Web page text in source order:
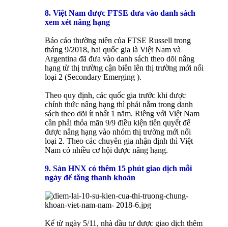
8. Việt Nam được FTSE đưa vào danh sách
xem xét nâng hạng
Báo cáo thường niên của FTSE Russell trong
tháng 9/2018, hai quốc gia là Việt Nam và
Argentina đã đưa vào danh sách theo dõi nâng
hạng từ thị trường cận biên lên thị trường mới nổi
loại 2 (Secondary Emerging ).
Theo quy định, các quốc gia trước khi được
chính thức nâng hạng thì phải nằm trong danh
sách theo dõi ít nhất 1 năm. Riêng với Việt Nam
cần phải thỏa mãn 9/9 điều kiện tiên quyết để
được nâng hạng vào nhóm thị trường mới nổi
loại 2. Theo các chuyên gia nhận định thì Việt
Nam có nhiều cơ hội được nâng hạng.
9. Sàn HNX có thêm 15 phút giao dịch mỗi
ngày để tăng thanh khoản
Kể từ ngày 5/11, nhà đầu tư được giao dịch thêm